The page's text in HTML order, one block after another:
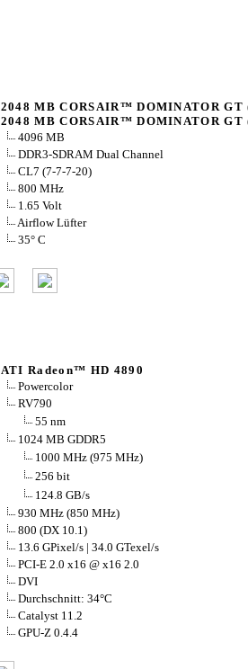
2048 MB CORSAIR™ DOMINATOR GT
2048 MB CORSAIR™ DOMINATOR GT
4096 MB
DDR3-SDRAM Dual Channel
CL7 (7-7-7-20)
800 MHz
1.65 Volt
Airflow Lüfter
35° C
ATI Radeon™ HD 4890
Powercolor
RV790
55 nm
1024 MB GDDR5
1000 MHz (975 MHz)
256 bit
124.8 GB/s
930 MHz (850 MHz)
800 (DX 10.1)
13.6 GPixel/s | 34.0 GTexel/s
PCI-E 2.0 x16 @ x16 2.0
DVI
Durchschnitt: 34°C
Catalyst 11.2
GPU-Z 0.4.4